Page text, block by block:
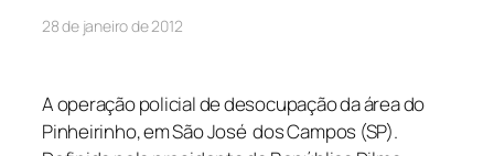
28 de janeiro de 2012
A operação policial de desocupação da área do
Pinheirinho, em São José dos Campos (SP).